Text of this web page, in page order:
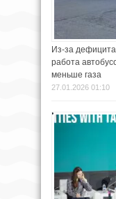
Из-за дефицита
работа
меньше газа
27.01.2026 01:10